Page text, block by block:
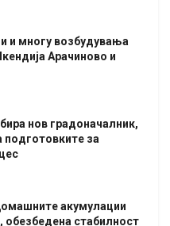
и многу возбудувања
Арачиново и
нов градоначалник,
подготовките за
акумулации
обезбедена стабилност